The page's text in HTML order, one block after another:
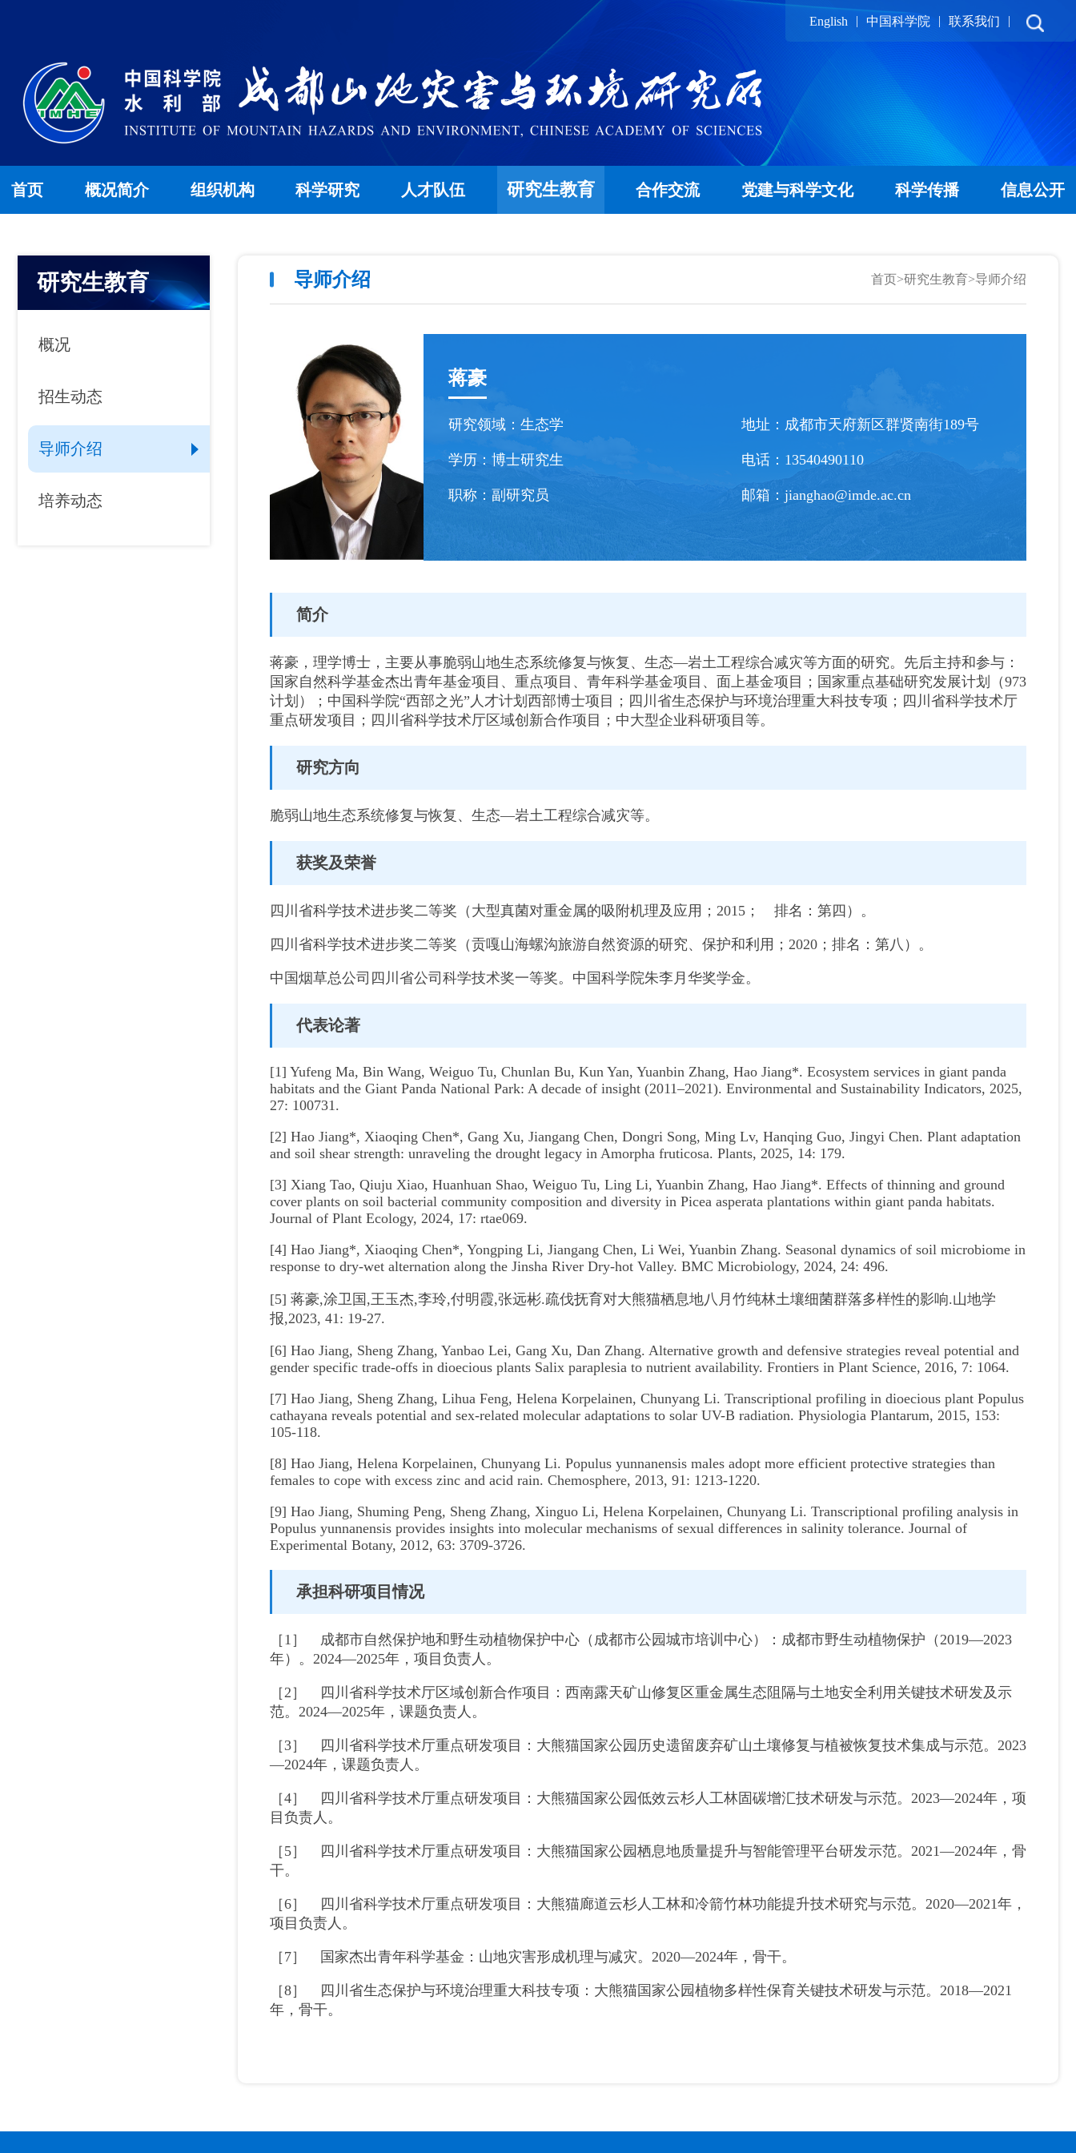
English | 中国科学院 | 联系我们 |
首页 概况简介 组织机构 科学研究 人才队伍 研究生教育 合作交流 党建与科学文化 科学传播 信息公开
研究生教育
概况
招生动态
导师介绍
培养动态
导师介绍 首页>研究生教育>导师介绍
蒋豪
研究领域： 生态学 地址： 成都市天府新区群贤南街189号
学历： 博士研究生 电话： 13540490110
职称： 副研究员 邮箱： jianghao@imde.ac.cn
简介
蒋豪，理学博士，主要从事脆弱山地生态系统修复与恢复、生态—岩土工程综合减灾等方面的研究。先后主持和参与：
国家自然科学基金杰出青年基金项目、重点项目、青年科学基金项目、面上基金项目；国家重点基础研究发展计划（973
计划）；中国科学院“西部之光”人才计划西部博士项目；四川省生态保护与环境治理重大科技专项；四川省科学技术厅
重点研发项目；四川省科学技术厅区域创新合作项目；中大型企业科研项目等。
研究方向
脆弱山地生态系统修复与恢复、生态—岩土工程综合减灾等。
获奖及荣誉
四川省科学技术进步奖二等奖（大型真菌对重金属的吸附机理及应用；2015； 排名：第四）。
四川省科学技术进步奖二等奖（贡嘎山海螺沟旅游自然资源的研究、保护和利用；2020；排名：第八）。
中国烟草总公司四川省公司科学技术奖一等奖。中国科学院朱李月华奖学金。
代表论著
[1] Yufeng Ma, Bin Wang, Weiguo Tu, Chunlan Bu, Kun Yan, Yuanbin Zhang, Hao Jiang*. Ecosystem services in giant panda
habitats and the Giant Panda National Park: A decade of insight (2011–2021). Environmental and Sustainability Indicators, 2025,
27: 100731.
[2] Hao Jiang*, Xiaoqing Chen*, Gang Xu, Jiangang Chen, Dongri Song, Ming Lv, Hanqing Guo, Jingyi Chen. Plant adaptation
and soil shear strength: unraveling the drought legacy in Amorpha fruticosa. Plants, 2025, 14: 179.
[3] Xiang Tao, Qiuju Xiao, Huanhuan Shao, Weiguo Tu, Ling Li, Yuanbin Zhang, Hao Jiang*. Effects of thinning and ground
cover plants on soil bacterial community composition and diversity in Picea asperata plantations within giant panda habitats.
Journal of Plant Ecology, 2024, 17: rtae069.
[4] Hao Jiang*, Xiaoqing Chen*, Yongping Li, Jiangang Chen, Li Wei, Yuanbin Zhang. Seasonal dynamics of soil microbiome in
response to dry-wet alternation along the Jinsha River Dry-hot Valley. BMC Microbiology, 2024, 24: 496.
[5] 蒋豪,涂卫国,王玉杰,李玲,付明霞,张远彬.疏伐抚育对大熊猫栖息地八月竹纯林土壤细菌群落多样性的影响.山地学
报,2023, 41: 19-27.
[6] Hao Jiang, Sheng Zhang, Yanbao Lei, Gang Xu, Dan Zhang. Alternative growth and defensive strategies reveal potential and
gender specific trade-offs in dioecious plants Salix paraplesia to nutrient availability. Frontiers in Plant Science, 2016, 7: 1064.
[7] Hao Jiang, Sheng Zhang, Lihua Feng, Helena Korpelainen, Chunyang Li. Transcriptional profiling in dioecious plant Populus
cathayana reveals potential and sex-related molecular adaptations to solar UV-B radiation. Physiologia Plantarum, 2015, 153:
105-118.
[8] Hao Jiang, Helena Korpelainen, Chunyang Li. Populus yunnanensis males adopt more efficient protective strategies than
females to cope with excess zinc and acid rain. Chemosphere, 2013, 91: 1213-1220.
[9] Hao Jiang, Shuming Peng, Sheng Zhang, Xinguo Li, Helena Korpelainen, Chunyang Li. Transcriptional profiling analysis in
Populus yunnanensis provides insights into molecular mechanisms of sexual differences in salinity tolerance. Journal of
Experimental Botany, 2012, 63: 3709-3726.
承担科研项目情况
［1］ 成都市自然保护地和野生动植物保护中心（成都市公园城市培训中心）：成都市野生动植物保护（2019—2023
年）。2024—2025年，项目负责人。
［2］ 四川省科学技术厅区域创新合作项目：西南露天矿山修复区重金属生态阻隔与土地安全利用关键技术研发及示
范。2024—2025年，课题负责人。
［3］ 四川省科学技术厅重点研发项目：大熊猫国家公园历史遗留废弃矿山土壤修复与植被恢复技术集成与示范。2023
—2024年，课题负责人。
［4］ 四川省科学技术厅重点研发项目：大熊猫国家公园低效云杉人工林固碳增汇技术研发与示范。2023—2024年，项
目负责人。
［5］ 四川省科学技术厅重点研发项目：大熊猫国家公园栖息地质量提升与智能管理平台研发示范。2021—2024年，骨
干。
［6］ 四川省科学技术厅重点研发项目：大熊猫廊道云杉人工林和冷箭竹林功能提升技术研究与示范。2020—2021年，
项目负责人。
［7］ 国家杰出青年科学基金：山地灾害形成机理与减灾。2020—2024年，骨干。
［8］ 四川省生态保护与环境治理重大科技专项：大熊猫国家公园植物多样性保育关键技术研发与示范。2018—2021
年，骨干。